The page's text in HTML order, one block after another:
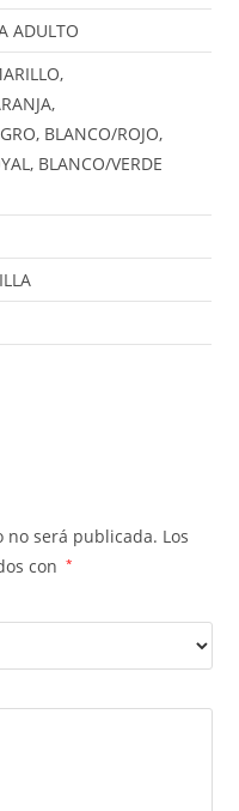
ADULTO
BLANCO/ROJO,
BLANCO/VERDE
no será publicada. Los
con
*